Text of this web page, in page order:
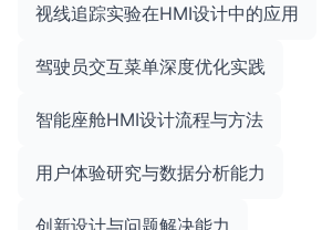
视线追踪实验在HMI设计中的应用
驾驶员交互菜单深度优化实践
智能座舱HMI设计流程与方法
用户体验研究与数据分析能力
创新设计与问题解决能力